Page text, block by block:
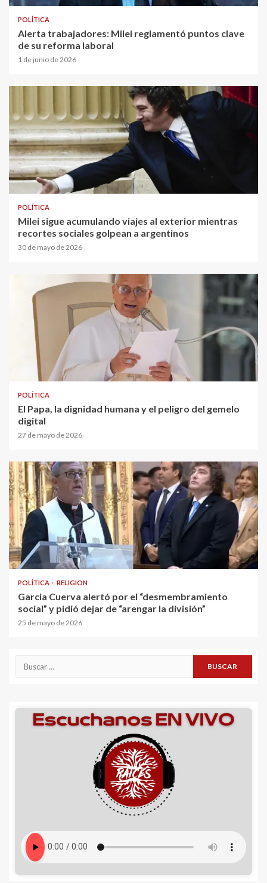
POLÍTICA
Alerta trabajadores: Milei reglamentó puntos clave
de su reforma laboral
1 de junio de 2026
POLÍTICA
Milei sigue acumulando viajes al exterior mientras
recortes sociales golpean a argentinos
30 de mayo de 2026
POLÍTICA
El Papa, la dignidad humana y el peligro del gemelo
digital
27 de mayo de 2026
POLÍTICA RELIGION
Garcia Cuerva alertó por el “desmembramiento
social” y pidió dejar de “arengar la división”
25 de mayo de 2026
Buscar: